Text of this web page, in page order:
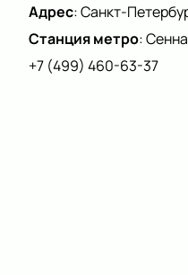
Адрес:Санкт-
Станция метро:
+7 (499) 460-63-37